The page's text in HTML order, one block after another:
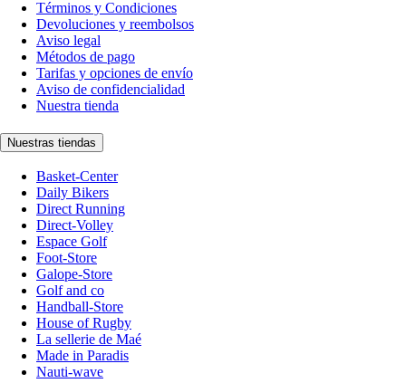
Términos y Condiciones
Devoluciones y reembolsos
Aviso legal
Métodos de pago
Tarifas y opciones de envío
Aviso de confidencialidad
Nuestra tienda
Nuestras tiendas
Basket-Center
Daily Bikers
Direct Running
Direct-Volley
Espace Golf
Foot-Store
Galope-Store
Golf and co
Handball-Store
House of Rugby
La sellerie de Maé
Made in Paradis
Nauti-wave